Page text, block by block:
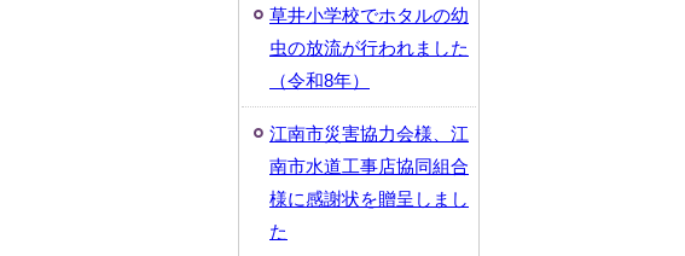
草井小学校でホタルの幼
虫の放流が行われました
（令和8年）
江南市災害協力会様、江
南市水道工事店協同組合
様に感謝状を贈呈しまし
た